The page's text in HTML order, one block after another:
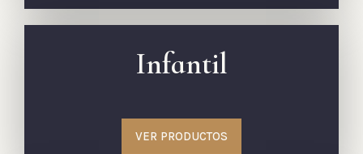
Infantil
VER PRODUCTOS